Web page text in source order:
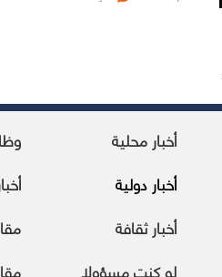
أخبار محلية
أخبار دولية
أخبار ثقافة
لو كنت مسؤولا